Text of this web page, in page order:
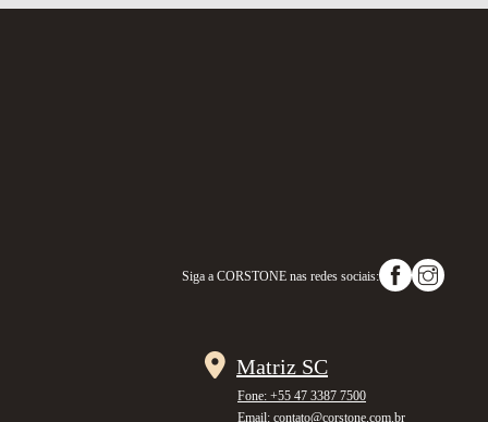
Siga a CORSTONE nas redes sociais:
Matriz SC
Fone: +55 47 3387 7500
Email: contato@corstone.com.br